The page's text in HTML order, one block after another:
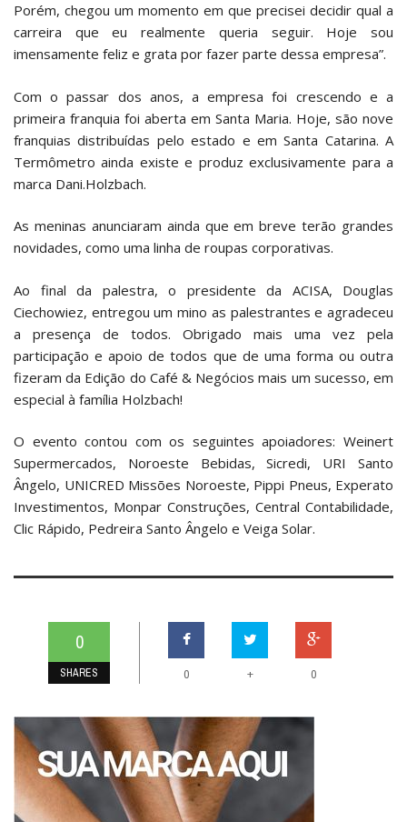
Porém, chegou um momento em que precisei decidir qual a
carreira que eu realmente queria seguir. Hoje sou
imensamente feliz e grata por fazer parte dessa empresa”.
Com o passar dos anos, a empresa foi crescendo e a
primeira franquia foi aberta em Santa Maria. Hoje, são nove
franquias distribuídas pelo estado e em Santa Catarina. A
Termômetro ainda existe e produz exclusivamente para a
marca Dani.Holzbach.
As meninas anunciaram ainda que em breve terão grandes
novidades, como uma linha de roupas corporativas.
Ao final da palestra, o presidente da ACISA, Douglas
Ciechowiez, entregou um mino as palestrantes e agradeceu
a presença de todos. Obrigado mais uma vez pela
participação e apoio de todos que de uma forma ou outra
fizeram da Edição do Café & Negócios mais um sucesso, em
especial à família Holzbach!
O evento contou com os seguintes apoiadores: Weinert
Supermercados, Noroeste Bebidas, Sicredi, URI Santo
Ângelo, UNICRED Missões Noroeste, Pippi Pneus, Experato
Investimentos, Monpar Construções, Central Contabilidade,
Clic Rápido, Pedreira Santo Ângelo e Veiga Solar.
0
SHARES 0 + 0